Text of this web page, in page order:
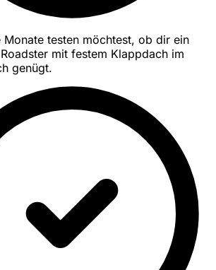
testen möchtest, ob dir ein
mit festem Klappdach im
genügt.